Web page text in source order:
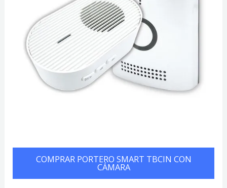
COMPRAR PORTERO SMART TBCIN CON
CÁMARA